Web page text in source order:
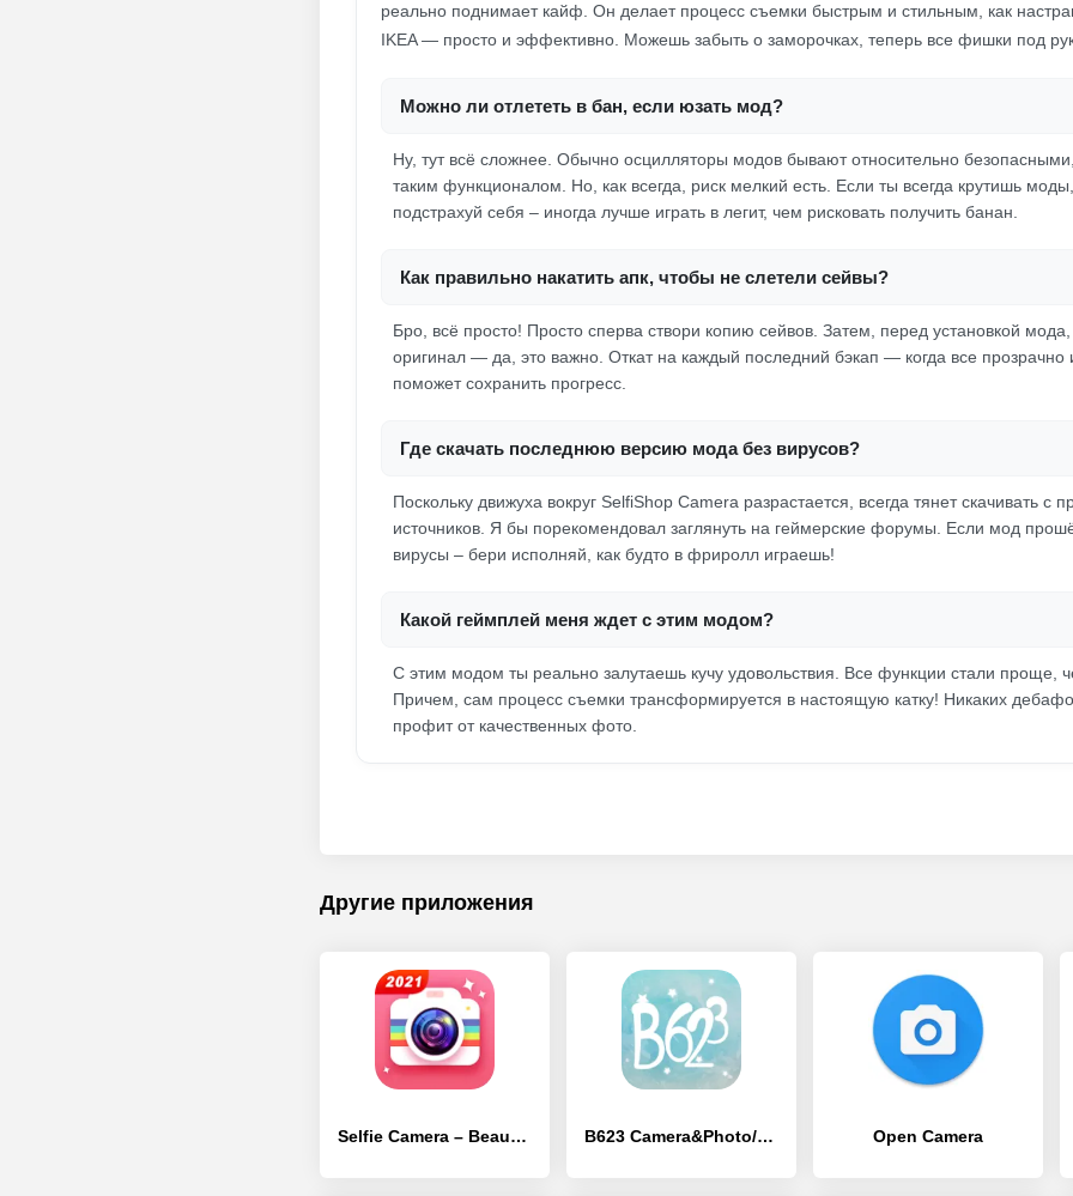
реально поднимает кайф. Он делает процесс съемки быстрым и стильным, как
IKEA — просто и эффективно. Можешь забыть о заморочках, теперь все фишки под
Можно ли отлететь в бан, если юзать мод?
Ну, тут всё сложнее. Обычно осцилляторы модов бывают относительно
таким функционалом. Но, как всегда, риск мелкий есть. Если ты всегда крутишь
подстрахуй себя – иногда лучше играть в легит, чем рисковать получить банан.
Как правильно накатить апк, чтобы не слетели сейвы?
Бро, всё просто! Просто сперва створи копию сейвов. Затем, перед установкой мода,
оригинал — да, это важно. Откат на каждый последний бэкап — когда все прозрачно
поможет сохранить прогресс.
Где скачать последнюю версию мода без вирусов?
Поскольку движуха вокруг SelfiShop Camera разрастается, всегда тянет скачивать с
источников. Я бы порекомендовал заглянуть на геймерские форумы. Если мод
вирусы – бери исполняй, как будто в фриролл играешь!
Какой геймплей меня ждет с этим модом?
С этим модом ты реально залутаешь кучу удовольствия. Все функции стали проще,
Причем, сам процесс съемки трансформируется в настоящую катку! Никаких
профит от качественных фото.
Другие приложения
Selfie Camera – Beauty Camera & Photo Editor B623 Camera&Photo/Video Editor Open Camera